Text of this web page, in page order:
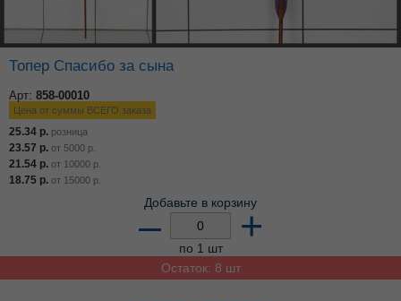
Топер Спасибо за сына
Арт: 858-00010
Цена от суммы ВСЕГО заказа
25.34 р. розница
23.57 р. от 5000 р.
21.54 р. от 10000 р.
18.75 р. от 15000 р.
Добавьте в корзину
– +
по 1 шт
Остаток: 8 шт